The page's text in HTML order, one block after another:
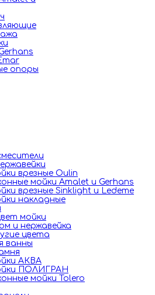
опоры
врезные Oulin
мойки Amalet и Gerhans
врезные Sinklight и Ledeme
накладные
мойки
и нержавейка
цвета
ванны
АКВА
ПОЛИГРАН
мойки Tolero